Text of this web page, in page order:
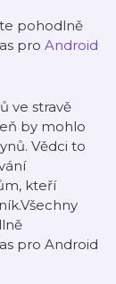
pohodlně
pro Android
ve stravě
by mohlo
Vědci to
kteří
pro Android